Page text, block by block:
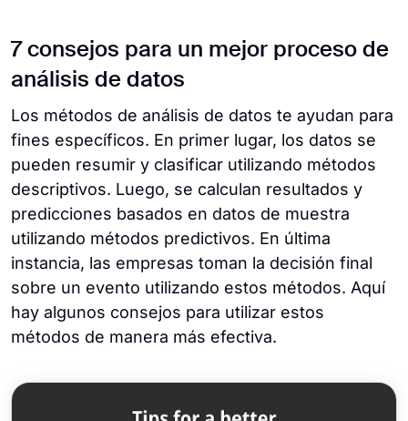
7 consejos para un mejor proceso de
análisis de datos
Los métodos de análisis de datos te ayudan para
fines específicos. En primer lugar, los datos se
pueden resumir y clasificar utilizando métodos
descriptivos. Luego, se calculan resultados y
predicciones basados en datos de muestra
utilizando métodos predictivos. En última
instancia, las empresas toman la decisión final
sobre un evento utilizando estos métodos. Aquí
hay algunos consejos para utilizar estos
métodos de manera más efectiva.